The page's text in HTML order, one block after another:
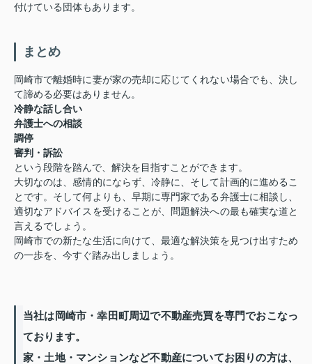
付けている団体もあります。
まとめ
岡崎市で離婚時に妻が家の売却に応じてくれない場合でも、決し
て諦める必要はありません。
冷静な話し合い
弁護士への相談
調停
審判・訴訟
という段階を踏んで、解決を目指すことができます。
大切なのは、感情的にならず、冷静に、そして計画的に進めるこ
とです。そして何よりも、早期に専門家である弁護士に相談し、
適切なアドバイスを受けることが、問題解決への最も確実な道と
言えるでしょう。
岡崎市での新たな生活に向けて、最適な解決策を見つけ出すため
の一歩を、今すぐ踏み出しましょう。
当社は岡崎市・幸田町周辺で不動産売買を専門でおこなっ
ております。
家・土地・マンションなど不動産についてお困りの方は、